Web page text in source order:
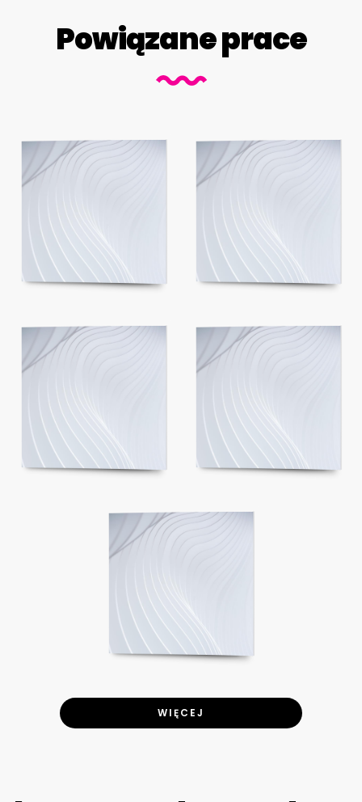
Powiązane prace
WIĘCEJ